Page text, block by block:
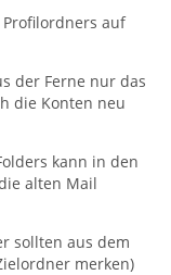
auf
der Ferne nur das
die Konten neu
kann in den
alten Mail
sollten aus dem
merken)